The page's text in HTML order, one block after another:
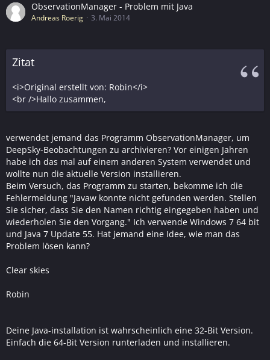
ObservationManager - Problem mit Java
Andreas Roerig 3. Mai 2014
Zitat
<i>Original erstellt von: Robin</i>
<br />Hallo zusammen,
verwendet jemand das Programm ObservationManager, um
DeepSky-Beobachtungen zu archivieren? Vor einigen Jahren
habe ich das mal auf einem anderen System verwendet und
wollte nun die aktuelle Version installieren.
Beim Versuch, das Programm zu starten, bekomme ich die
Fehlermeldung "Javaw konnte nicht gefunden werden. Stellen
Sie sicher, dass Sie den Namen richtig eingegeben haben und
wiederholen Sie den Vorgang." Ich verwende Windows 7 64 bit
und Java 7 Update 55. Hat jemand eine Idee, wie man das
Problem lösen kann?
Clear skies
Robin
Deine Java-installation ist wahrscheinlich eine 32-Bit Version.
Einfach die 64-Bit Version runterladen und installieren.